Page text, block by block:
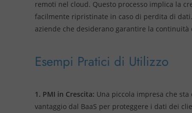
remoti nel cloud. Questo processo implica la
facilmente ripristinate in caso di perdita di
aziende che desiderano garantire la
Esempi Pratici di Utilizzo
1. PMI in Crescita: Una piccola impresa che
vantaggio dal BaaS per proteggere i dati dei